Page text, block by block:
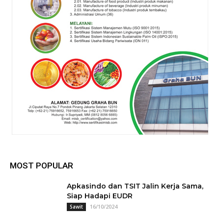
MOST POPULAR
Apkasindo dan TSIT Jalin Kerja Sama,
Siap Hadapi EUDR
Sawit 16/10/2024